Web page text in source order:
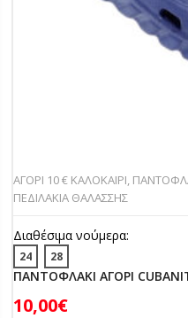
ΑΓΟΡΙ 10 € ΚΑΛΟΚΑΙΡΙ,
ΠΕΔΙΛΑΚΙA ΘΑΛΑΣΣΗΣ
Διαθέσιμα νούμερα:
24 28
ΠΑΝΤΟΦΛΑΚΙ ΑΓΟΡΙ
10,00€